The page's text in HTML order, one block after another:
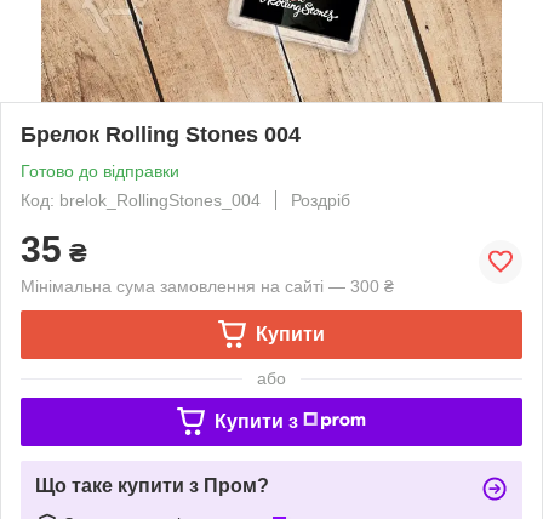
Брелок Rolling Stones 004
Готово до відправки
Код: brelok_RollingStones_004
Роздріб
35 ₴
Мінімальна сума замовлення на сайті — 300 ₴
Купити
або
Купити з
Що таке купити з Пром?